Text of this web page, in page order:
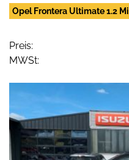
Opel Frontera Ultimate 1.2
Preis:
MWSt: